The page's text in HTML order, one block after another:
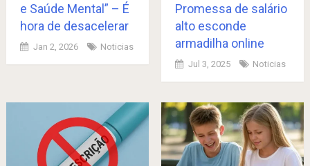
e Saúde Mental” – É
hora de desacelerar
Jan 2, 2026 Noticias
Promessa de salário
alto esconde
armadilha online
Jul 3, 2025 Noticias